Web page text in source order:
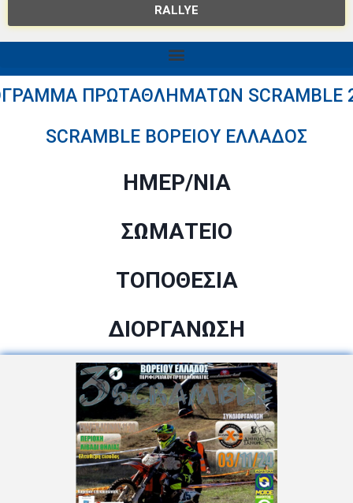
RALLYE
ΠΡΩΤΑΘΛΗΜΑΤΩΝ SCRAMBLE
SCRAMBLE ΒΟΡΕΙΟΥ ΕΛΛΑΔΟΣ
ΗΜΕΡ/ΝΙΑ
ΣΩΜΑΤΕΙΟ
ΤΟΠΟΘΕΣΙΑ
ΔΙΟΡΓΑΝΩΣΗ